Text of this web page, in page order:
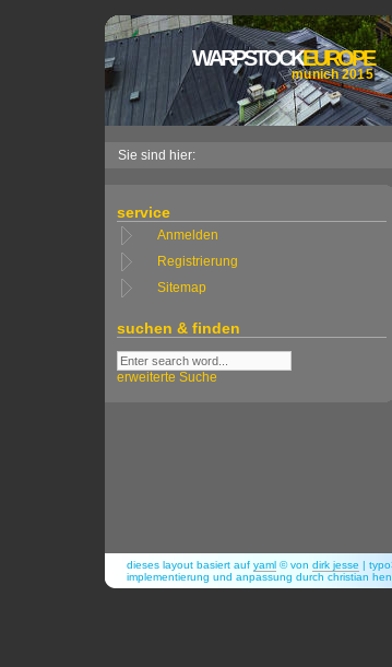
WARPSTOCKEUROPE
munich 2015
Sie sind hier:
service
Anmelden
Registrierung
Sitemap
suchen & finden
erweiterte Suche
dieses layout basiert aufyaml © vondirk jesse |
implementierung und anpassung durch christian